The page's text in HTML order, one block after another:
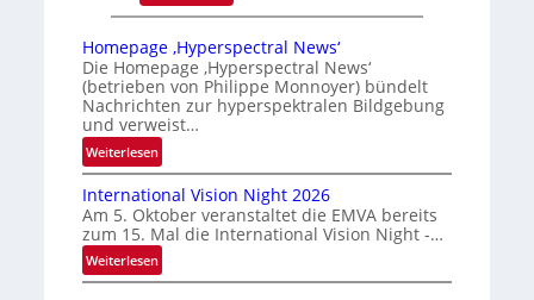
Z
v
e
r
s
i
e
Homepage ‚Hyperspectral News‘
Die Homepage ‚Hyperspectral News‘
(betrieben von Philippe Monnoyer) bündelt
Nachrichten zur hyperspektralen Bildgebung
und verweist…
Weiterlesen:
H
o
m
e
p
a
International Vision Night 2026
Am 5. Oktober veranstaltet die EMVA bereits
zum 15. Mal die International Vision Night -…
Weiterlesen:
I